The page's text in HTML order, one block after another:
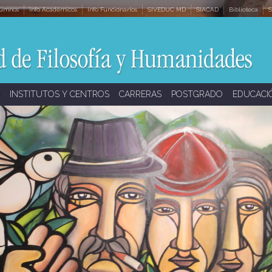
Info Académicos Info Funcionarios SIVEDUC MD SIACAD Biblioteca
INSTITUTOS Y CENTROS CARRERAS POSTGRADO